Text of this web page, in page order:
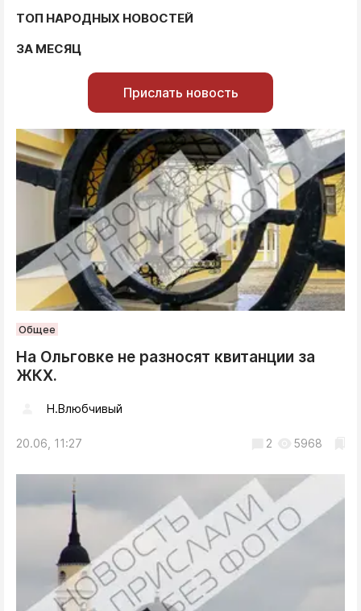
ТОП НАРОДНЫХ НОВОСТЕЙ
ЗА МЕСЯЦ
Прислать новость
Общее
На Ольговке не разносят квитанции за
ЖКХ.
Н.Влюбчивый
20.06, 11:27 2 5968